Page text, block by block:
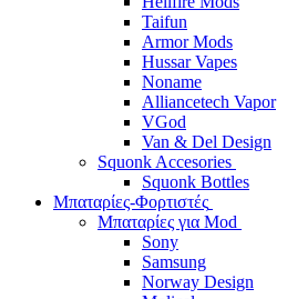
Taifun
Armor Mods
Hussar Vapes
Noname
Alliancetech Vapor
VGod
Van & Del Design
Squonk Accesories
Squonk Bottles
Μπαταρίες-Φορτιστές
Μπαταρίες για Mod
Sony
Samsung
Norway Design